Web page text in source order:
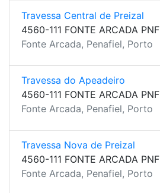
Travessa Central de Preizal
4560-111 FONTE ARCADA PNF
Fonte Arcada, Penafiel, Porto
Travessa do Apeadeiro
4560-111 FONTE ARCADA PNF
Fonte Arcada, Penafiel, Porto
Travessa Nova de Preizal
4560-111 FONTE ARCADA PNF
Fonte Arcada, Penafiel, Porto